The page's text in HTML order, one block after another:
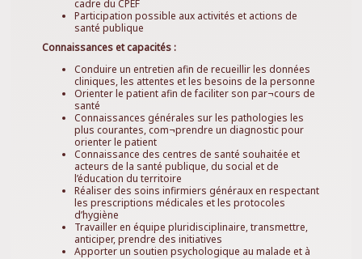
cadre du CPEF
Participation possible aux activités et actions de
santé publique
Connaissances et capacités :
Conduire un entretien afin de recueillir les données
cliniques, les attentes et les besoins de la personne
Orienter le patient afin de faciliter son par¬cours de
santé
Connaissances générales sur les pathologies les
plus courantes, com¬prendre un diagnostic pour
orienter le patient
Connaissance des centres de santé souhaitée et
acteurs de la santé publique, du social et de
l’éducation du territoire
Réaliser des soins infirmiers généraux en respectant
les prescriptions médicales et les protocoles
d’hygiène
Travailler en équipe pluridisciplinaire, transmettre,
anticiper, prendre des initiatives
Apporter un soutien psychologique au malade et à